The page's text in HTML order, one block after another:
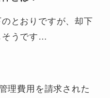
とおりですが、却下
そうです…
理費用を請求された